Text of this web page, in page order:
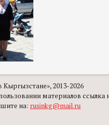
2013-2026
материалов ссылка
на: rusinkg@mail.ru